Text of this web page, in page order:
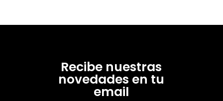
Recibe nuestras
novedades en tu
email